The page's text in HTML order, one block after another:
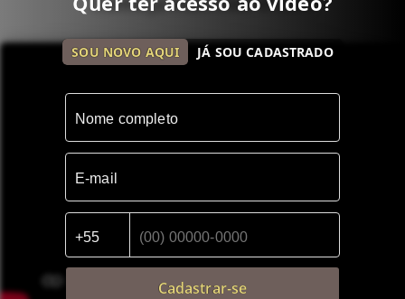
SOU NOVO AQUI JÁ SOU CADASTRADO
Cadastrar-se